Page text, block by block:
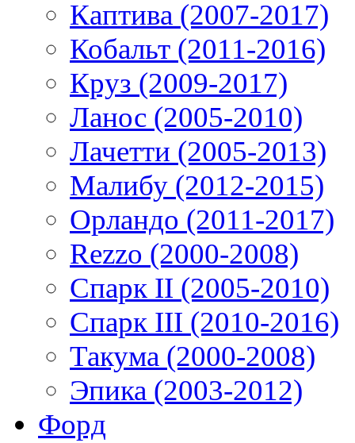
Каптива (2007-2017)
Кобальт (2011-2016)
Круз (2009-2017)
Ланос (2005-2010)
Лачетти (2005-2013)
Малибу (2012-2015)
Орландо (2011-2017)
Rezzo (2000-2008)
Спарк II (2005-2010)
Спарк III (2010-2016)
Такума (2000-2008)
Эпика (2003-2012)
Форд